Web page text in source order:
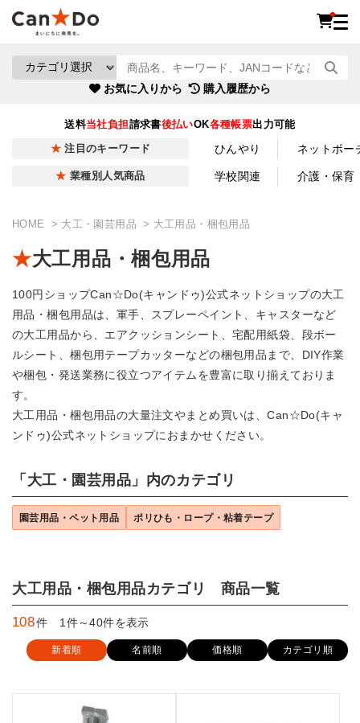
お気に入りから 購入履歴から
送料当社負担請求書後払いOK各種帳票出力可能
注目のキーワード ひんやり ネットポー
業種別人気商品 学校関連 介護・保育
HOME 大工・園芸用品 大工用品・梱包用品
大工用品・梱包用品
100円ショップCan☆Do(キャンドゥ)公式ネットショップの大工
用品・梱包用品は、軍手、スプレーペイント、キャスターなど
の大工用品から、エアクッションシート、宅配用紙袋、段ボー
ルシート、梱包用テープカッターなどの梱包用品まで、DIY作業
や梱包・発送業務に役立つアイテムを豊富に取り揃えておりま
す。
大工用品・梱包用品の大量注文やまとめ買いは、Can☆Do(キャ
ンドゥ)公式ネットショップにおまかせください。
「大工・園芸用品」内のカテゴリ
園芸用品・ペット用品 ポリひも・ロープ・粘着テープ
大工用品・梱包用品カテゴリ 商品一覧
108件 1件～40件を表示
新着順 名前順 価格順 カテゴリ順